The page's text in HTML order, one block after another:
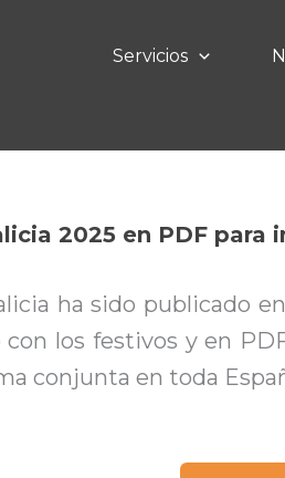
Servicios
2025 en PDF para
ha sido publicado
los festivos y en
conjunta en toda